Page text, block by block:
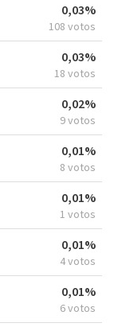
0,03%
108 votos
0,03%
18 votos
0,02%
9 votos
0,01%
8 votos
0,01%
1 votos
0,01%
4 votos
0,01%
6 votos